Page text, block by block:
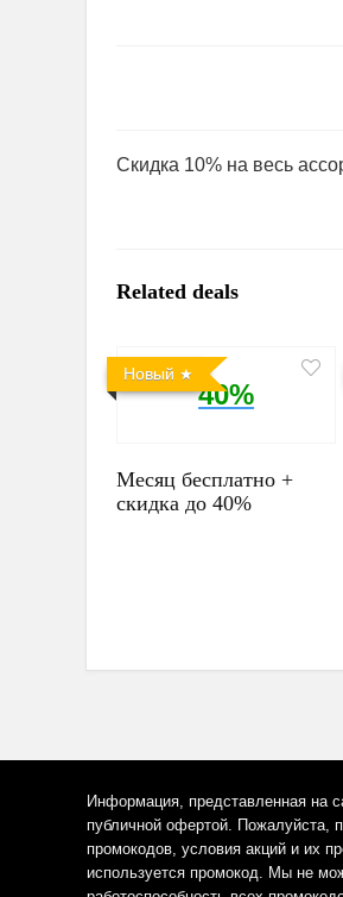
​Скидка 10% на весь
Related deals
Новый
40%
Месяц бесплатно +
скидка до 40%
Информация, представленная на
публичной офертой. Пожалуйста,
промокодов, условия акций и их
используется промокод. Мы не